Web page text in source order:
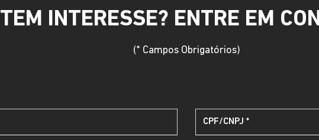
TEM INTERESSE? ENTRE EM
(* Campos Obrigatórios)